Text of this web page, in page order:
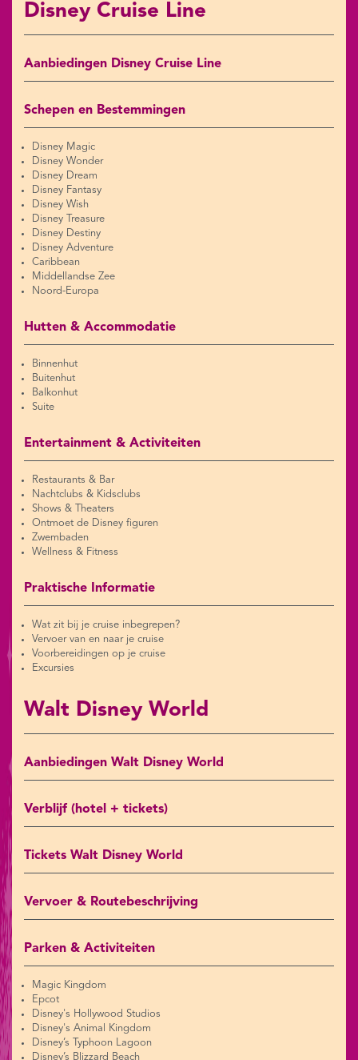
Disney Cruise Line
Aanbiedingen Disney Cruise Line
Schepen en Bestemmingen
Disney Magic
Disney Wonder
Disney Dream
Disney Fantasy
Disney Wish
Disney Treasure
Disney Destiny
Disney Adventure
Caribbean
Middellandse Zee
Noord-Europa
Hutten & Accommodatie
Binnenhut
Buitenhut
Balkonhut
Suite
Entertainment & Activiteiten
Restaurants & Bar
Nachtclubs & Kidsclubs
Shows & Theaters
Ontmoet de Disney figuren
Zwembaden
Wellness & Fitness
Praktische Informatie
Wat zit bij je cruise inbegrepen?
Vervoer van en naar je cruise
Voorbereidingen op je cruise
Excursies
Walt Disney World
Aanbiedingen Walt Disney World
Verblijf (hotel + tickets)
Tickets Walt Disney World
Vervoer & Routebeschrijving
Parken & Activiteiten
Magic Kingdom
Epcot
Disney's Hollywood Studios
Disney's Animal Kingdom
Disney’s Typhoon Lagoon
Disney’s Blizzard Beach